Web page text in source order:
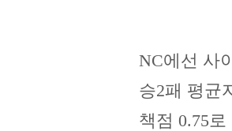
NC에선 사
승2패 평균
책점 0.75